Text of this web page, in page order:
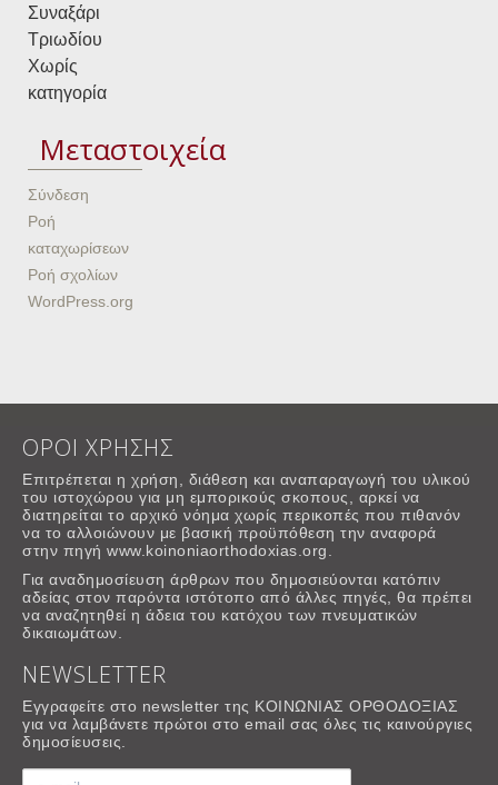
Συναξάρι
Τριωδίου
Χωρίς
κατηγορία
Μεταστοιχεία
Σύνδεση
Ροή
καταχωρίσεων
Ροή σχολίων
WordPress.org
ΟΡΟΙ ΧΡΗΣΗΣ
Επιτρέπεται η χρήση, διάθεση και αναπαραγωγή του υλικού
του ιστοχώρου για μη εμπορικούς σκοπους, αρκεί να
διατηρείται το αρχικό νόημα χωρίς περικοπές που πιθανόν
να το αλλοιώνουν με βασική προϋπόθεση την αναφορά
στην πηγή www.koinoniaorthodoxias.org.
Για αναδημοσίευση άρθρων που δημοσιεύονται κατόπιν
αδείας στον παρόντα ιστότοπο από άλλες πηγές, θα πρέπει
να αναζητηθεί η άδεια του κατόχου των πνευματικών
δικαιωμάτων.
NEWSLETTER
Εγγραφείτε στο newsletter της ΚΟΙΝΩΝΙΑΣ ΟΡΘΟΔΟΞΙΑΣ
για να λαμβάνετε πρώτοι στο email σας όλες τις καινούργιες
δημοσίευσεις.